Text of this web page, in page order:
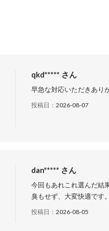
qkd***** さん
早急な対応いただきあり
投稿日： 2026-08-07
dan***** さん
今回もあれこれ選んだ結
臭もせず、大変快適です
投稿日： 2026-08-05